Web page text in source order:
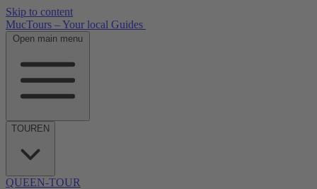
Skip to content
MucTours – Your local Guides
Open main menu
TOUREN
QUEEN-TOUR